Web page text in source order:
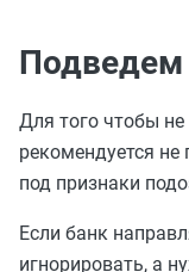
Подведем
Для того чтобы
рекомендуется
под признаки
Если банк
игнорировать, а